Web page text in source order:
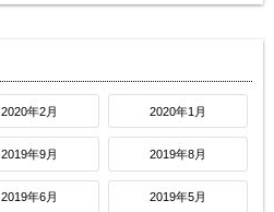
2020年2月 2020年1月
2019年9月 2019年8月
2019年6月 2019年5月